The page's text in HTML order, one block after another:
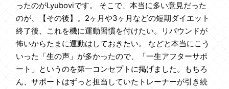
ったのがLyuboviです。 そこで、本当に多い意見だった
のが、【その後】。2ヶ月や3ヶ月などの短期ダイエット
終了後、これを機に運動習慣を付けたい。リバウンドが
怖いからたまに運動はしておきたい。 などと本当にこう
いった「生の声」が多かったので、「一生アフターサポ
ート」というのを第一コンセプトに掲げました。もちろ
ん、サポートはずっと担当していたトレーナーが引き続